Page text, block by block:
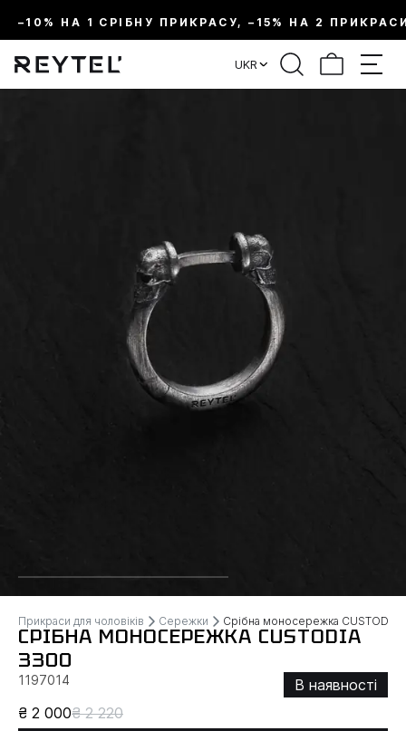
–10% НА 1 СРІБНУ ПРИКРАСУ, –15% НА 2
UKR
Прикраси для чоловіків Сережки Срібна моносережка CUSTODIA
СРІБНА МОНОСЕРЕЖКА CUSTODIA
3300
1197014
В наявності
₴ 2 000₴ 2 220